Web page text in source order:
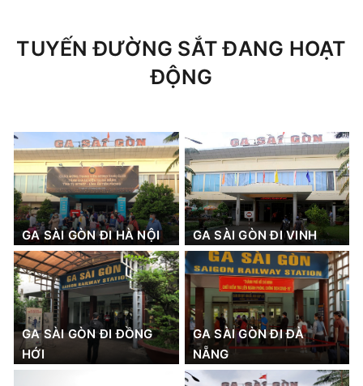
TUYẾN ĐƯỜNG SẮT ĐANG HOẠT
ĐỘNG
GA SÀI GÒN ĐI HÀ NỘI GA SÀI GÒN ĐI VINH
GA SÀI GÒN ĐI ĐỒNG
HỚI
GA SÀI GÒN ĐI ĐÀ
NẴNG